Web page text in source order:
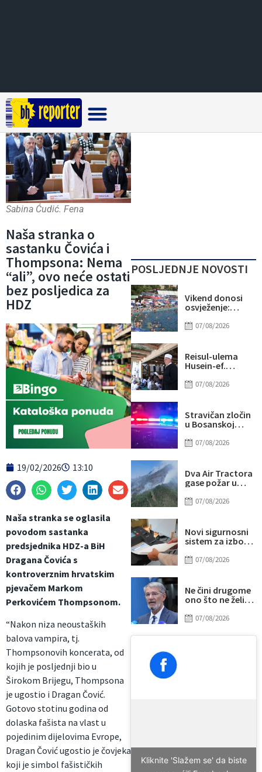
Sabina Ćudić. Fena
Naša stranka o
sastanku Čovića i
Thompsona: Nema
“ali”, ovo neće ostati
bez posljedica za
HDZ
19/02/2026 13:10
Naša stranka se oglasila
povodom sastanka
predsjednika HDZ-a BiH
Dragana Čovića s
kontroverznim hrvatskim
pjevačem Markom
Perkovićem Thompsonom.
“Nakon niza neoustaških
balova vampira, tj.
Thompsonovih koncerata, od
kojih je posljednji bio u
Širokom Brijegu, Thompsona
je ugostio i Dragan Čović.
Gotovo stotinu godina od
dolaska fašista na vlast u
pojedinim dijelovima Evrope,
Dragan Čović ugostio je čovjeka
koji je simbol fašističkih
POSLJEDNJE NOVOSTI
Vikend donosi
osvježenje:
stiže novi
07/08/2026
Reisul-ulema
Husein-ef.
Igmanu: Bosna
za koju se živi
07/08/2026
Stravičan zločin
u Bosanskoj
ubila muža
07/08/2026
Dva Air Tractora
gase požar u
subotu stiže i
07/08/2026
Novi sigurnosni
sistem za izbore
šifra pod
07/08/2026
Ne čini drugome
ono što ne želiš
tebi07/08/2026
Kliknite 'Slažem se' da biste